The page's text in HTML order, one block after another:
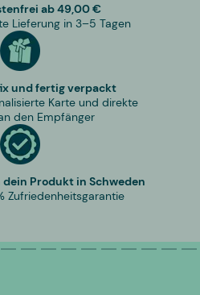
ab 49,00 €
Lieferung in 3–5 Tagen
und fertig verpackt
Karte und direkte
den Empfänger
Produkt in Schweden
Zufriedenheitsgarantie